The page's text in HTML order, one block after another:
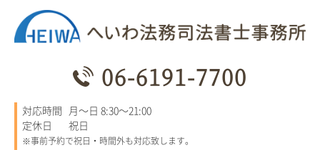
06-6191-7700
対応時間 月～日 8:30～21:00
定休日
祝日
※事前予約で祝日・時間外も対応致します。